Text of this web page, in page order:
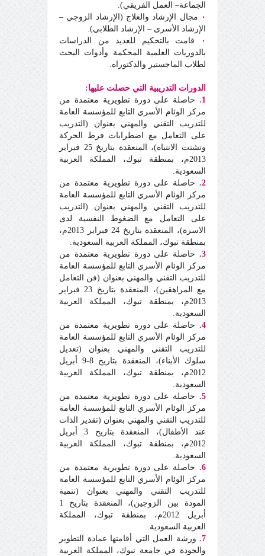
الجماعة– العمل الفريقي).
٠ مجال الإرشاد والعلاج (الإرشاد الزوجي –
الإرشاد الأسرى – الإرشاد الطلابي).
٠
قامت بالتحكيم للعديد من الدراسات
بالدوريات العلمية المحكمة وأدوات البحث
لطلاب الماجستير والدكتوراه.
الدورات التدريبية التي حصلت عليها:
1.
حاصلة على دورة تطويرية معتمدة من
مركز الوئام الأسري التابع للمؤسسة العامة
للتدريب التقني والمهني بعنوان (التدريب
على التعامل مع اضطرابات فرط الحركة
وتشتت الانتباه)، المنعقدة بتاريخ 25 فبراير
2013م، بمنطقة تبوك، المملكة العربية
السعودية.
2.
حاصلة على دورة تطويرية معتمدة من
مركز الوئام الأسري التابع للمؤسسة العامة
للتدريب التقني والمهني بعنوان (التدريب
على التعامل مع الضغوط النفسية لدى
الاسرة)، المنعقدة بتاريخ 24 فبراير 2013م،
بمنطقة تبوك، المملكة العربية السعودية.
3.
حاصلة على دورة تطويرية معتمدة من
مركز الوئام الأسري التابع للمؤسسة العامة
للتدريب التقني والمهني بعنوان (فن التعامل
مع المراهقين)، المنعقدة بتاريخ 23 فبراير
2013م، بمنطقة تبوك، المملكة العربية
السعودية.
4.
حاصلة على دورة تطويرية معتمدة من
مركز الوئام الأسري التابع للمؤسسة العامة
للتدريب التقني والمهني بعنوان (تعديل
سلوك الأبناء)، المنعقدة بتاريخ 8-9 أبريل
2012م، بمنطقة تبوك، المملكة العربية
السعودية.
5.
حاصلة على دورة تطويرية معتمدة من
مركز الوئام الأسري التابع للمؤسسة العامة
للتدريب التقني والمهني بعنوان (تقدير الذات
عند الأطفال)، المنعقدة بتاريخ 3 أبريل
2012م، بمنطقة تبوك، المملكة العربية
السعودية.
6.
حاصلة على دورة تطويرية معتمدة من
مركز الوئام الأسري التابع للمؤسسة العامة
للتدريب التقني والمهني بعنوان (تنمية
المودة بين الزوجين)، المنعقدة بتاريخ 1
أبريل 2012م، بمنطقة تبوك، المملكة
العربية السعودية.
7.
ورشة العمل التي أقامتها عمادة التطوير
والجودة في جامعة تبوك، المملكة العربية